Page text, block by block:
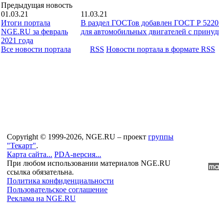
Предыдущая новость
01.03.21
Итоги портала
NGE.RU за февраль
2021 года
11.03.21
В раздел ГОСТов добавлен ГОСТ Р
для автомобильных двигателей с
Все новости портала RSS Новости портала в формате RSS
Copyright © 1999-2026, NGE.RU – проект группы
"Текарт".
Карта сайта... PDA-версия...
При любом использовании материалов NGE.RU
ссылка обязательна.
Политика конфиденциальности
Пользовательское соглашение
Реклама на NGE.RU